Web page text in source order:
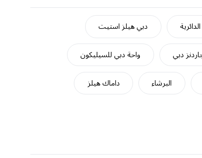
دبي هيلز استيت
دبي
واحة دبي للسيليكون
البرشاء
داماك هيلز